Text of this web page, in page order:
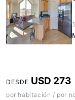
DESDE USD 273
por habitación / por